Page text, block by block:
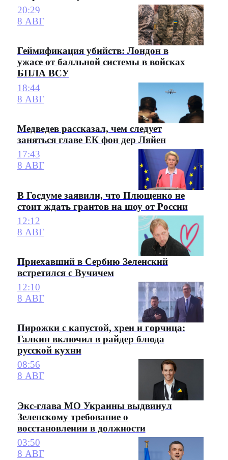
20:29
8 АВГ
Геймификация убийств: Лондон в
ужасе от балльной системы в войсках
БПЛА ВСУ
18:44
8 АВГ
Медведев рассказал, чем следует
заняться главе ЕК фон дер Ляйен
17:43
8 АВГ
В Госдуме заявили, что Плющенко не
стоит ждать грантов на шоу от России
12:12
8 АВГ
Приехавший в Сербию Зеленский
встретился с Вучичем
12:10
8 АВГ
Пирожки с капустой, хрен и горчица:
Галкин включил в райдер блюда
русской кухни
08:56
8 АВГ
Экс-глава МО Украины выдвинул
Зеленскому требование о
восстановлении в должности
03:50
8 АВГ